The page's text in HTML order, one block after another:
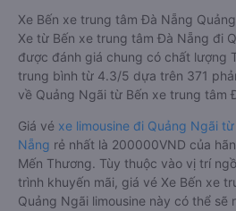
Xe Bến xe trung tâm Đà Nẵng
Xe từ Bến xe trung tâm Đà Nẵng đi
được đánh giá chung có chất lượng
trung bình từ 4.3/5 dựa trên 371
về Quảng Ngãi từ Bến xe trung tâm
Giá vé xe limousine đi Quảng Ngãi
Nẵng rẻ nhất là 200000VND của
Mến Thương. Tùy thuộc vào vị trí
trình khuyến mãi, giá vé Xe Bến xe
Quảng Ngãi limousine này có thể sẽ